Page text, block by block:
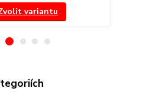
variantu